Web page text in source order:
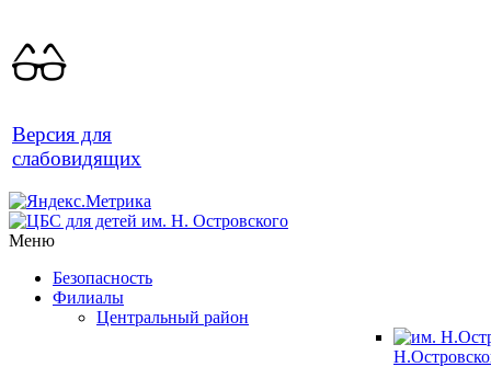
Версия для
слабовидящих
Меню
Безопасность
Филиалы
Центральный район